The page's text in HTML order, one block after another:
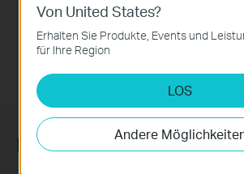
MR100/M7200/M7350/M7450/M7650
werden.
Newsletter abonnieren
Von United States?
Erhalten Sie Produkte, Events und
für Ihre Region
LOS
Andere
Notwendige Cookies
Diese Cookies sind zur Funktion der
erforderlich und können in Ihren
Analyse- und Marketing-Cookies
Analyse-Cookies ermöglichen es uns,
auf unserer Website zu analysieren, um
Funktionsweise unserer Website zu